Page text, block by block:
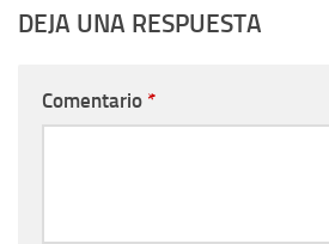
DEJA UNA RESPUESTA
Comentario *